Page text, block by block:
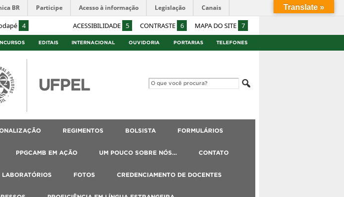
4 ACESSIBILIDADE 5 CONTRASTE 6 MAPA DO SITE 7
BR Participe Acesso à informação Legislação Canais
EDITAIS INTERNACIONAL OUVIDORIA PORTARIAS TELEFONES
REGIMENTOS BOLSISTA FORMULÁRIOS
PPGCAMB EM AÇÃO UM POUCO SOBRE NÓS… CONTATO
LABORATÓRIOS FOTOS CREDENCIAMENTO DE DOCENTES
Translate »